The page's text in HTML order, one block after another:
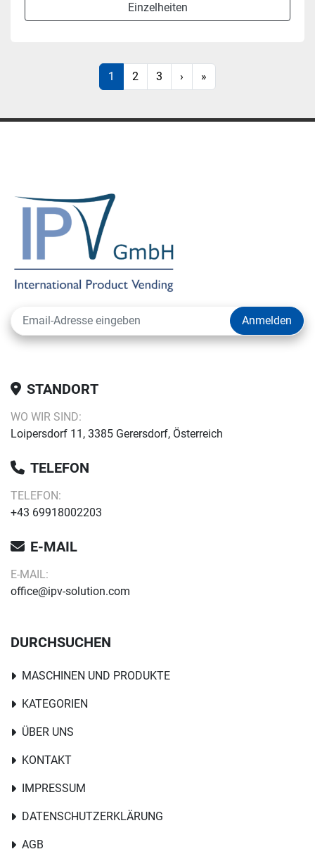
Einzelheiten
1 2 3 › »
Anmelden
STANDORT
WO WIR SIND:
Loipersdorf 11, 3385 Gerersdorf, Österreich
TELEFON
TELEFON:
+43 69918002203
E-MAIL
E-MAIL:
office@ipv-solution.com
DURCHSUCHEN
MASCHINEN UND PRODUKTE
KATEGORIEN
ÜBER UNS
KONTAKT
IMPRESSUM
DATENSCHUTZERKLÄRUNG
AGB